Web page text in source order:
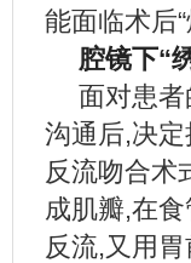
能面临术后
腔镜下“
面对患
沟通后,决
反流吻合术
成肌瓣,在
反流,又用